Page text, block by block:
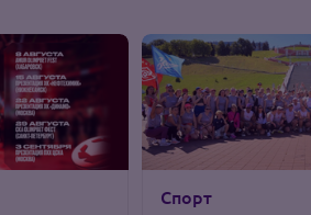
Спорт